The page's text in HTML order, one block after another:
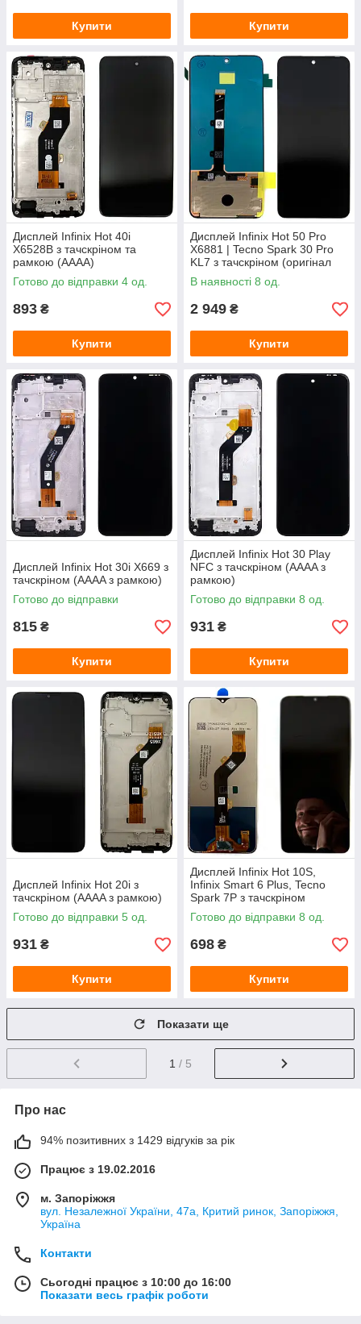
Купити Купити
Дисплей Infinix Hot 40i
X6528B з тачскріном та
рамкою (AAAA)
Готово до відправки 4 од.
893 ₴
Купити
Дисплей Infinix Hot 50 Pro
X6881 | Tecno Spark 30 Pro
KL7 з тачскріном (оригінал
OEM)
В наявності 8 од.
2 949 ₴
Купити
Дисплей Infinix Hot 30i X669 з
тачскріном (AAAA з рамкою)
Готово до відправки
815 ₴
Купити
Дисплей Infinix Hot 30 Play
NFC з тачскріном (AAAA з
рамкою)
Готово до відправки 8 од.
931 ₴
Купити
Дисплей Infinix Hot 20i з
тачскріном (AAAA з рамкою)
Готово до відправки 5 од.
931 ₴
Купити
Дисплей Infinix Hot 10S,
Infinix Smart 6 Plus, Tecno
Spark 7P з тачскріном
(TXDI680EBGPU-13)
Готово до відправки 8 од.
698 ₴
Купити
Показати ще
1 / 5
Про нас
94% позитивних з 1429 відгуків за рік
Працює з 19.02.2016
м. Запоріжжя
вул. Незалежної України, 47а, Критий ринок, Запоріжжя,
Україна
Контакти
Сьогодні працює з 10:00 до 16:00
Показати весь графік роботи